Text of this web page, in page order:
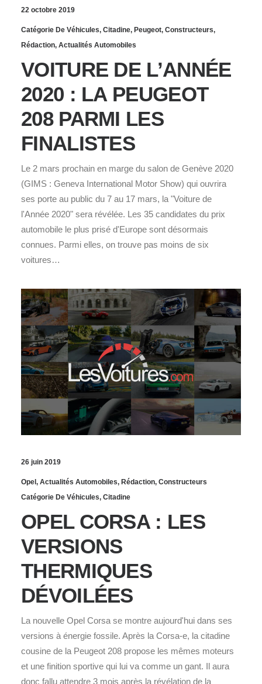
22 octobre 2019
Catégorie De Véhicules, Citadine, Peugeot, Constructeurs,
Rédaction, Actualités Automobiles
VOITURE DE L’ANNÉE
2020 : LA PEUGEOT
208 PARMI LES
FINALISTES
Le 2 mars prochain en marge du salon de Genève 2020
(GIMS : Geneva International Motor Show) qui ouvrira
ses porte au public du 7 au 17 mars, la "Voiture de
l'Année 2020" sera révélée. Les 35 candidates du prix
automobile le plus prisé d'Europe sont désormais
connues. Parmi elles, on trouve pas moins de six
voitures…
26 juin 2019
Opel, Actualités Automobiles, Rédaction, Constructeurs
Catégorie De Véhicules, Citadine
OPEL CORSA : LES
VERSIONS
THERMIQUES
DÉVOILÉES
La nouvelle Opel Corsa se montre aujourd'hui dans ses
versions à énergie fossile. Après la Corsa-e, la citadine
cousine de la Peugeot 208 propose les mêmes moteurs
et une finition sportive qui lui va comme un gant. Il aura
donc fallu attendre 3 mois après la révélation de la